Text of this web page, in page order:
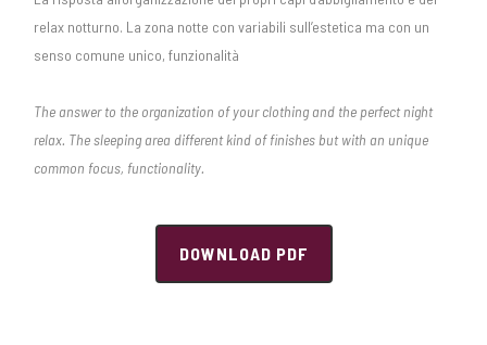
relax notturno. La zona notte con variabili sull’estetica ma con un
senso comune unico, funzionalità
The answer to the organization of your clothing and the perfect night
relax. The sleeping area different kind of finishes but with an unique
common focus, functionality.
DOWNLOAD PDF